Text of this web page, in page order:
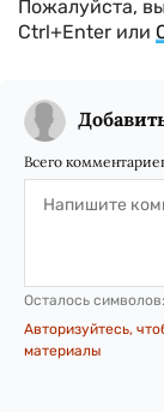
Пожалуйста,
Ctrl+Enter или
Всего
Осталось символов:
Авторизуйтесь,
материалы